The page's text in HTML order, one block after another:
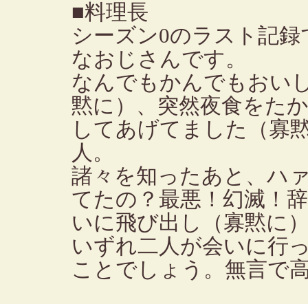
■料理長
シーズン0のラスト記
なおじさんです。
なんでもかんでもおい
黙に）、突然夜食をた
してあげてました（寡
人。
諸々を知ったあと、ハ
てたの？最悪！幻滅！
いに飛び出し（寡黙に
いずれ二人が会いに行
ことでしょう。無言で